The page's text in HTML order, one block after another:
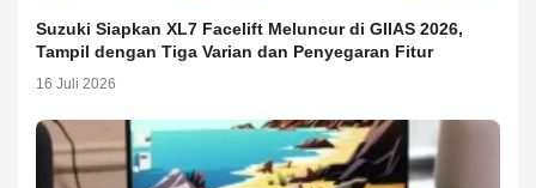
Suzuki Siapkan XL7 Facelift Meluncur di GIIAS 2026,
Tampil dengan Tiga Varian dan Penyegaran Fitur
16 Juli 2026